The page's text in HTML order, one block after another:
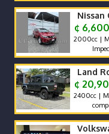
Nissan
¢
2000cc |
Land
¢
2400cc |